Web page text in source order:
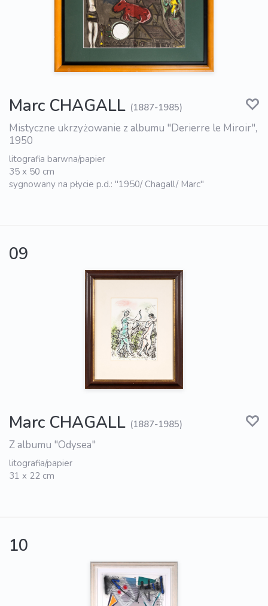
Marc CHAGALL (1887-1985)
Mistyczne ukrzyżowanie z albumu "Derierre le Miroir",
1950
litografia barwna/papier
35 x 50 cm
sygnowany na płycie p.d.: "1950/ Chagall/ Marc"
09
Marc CHAGALL (1887-1985)
Z albumu "Odysea"
litografia/papier
31 x 22 cm
10